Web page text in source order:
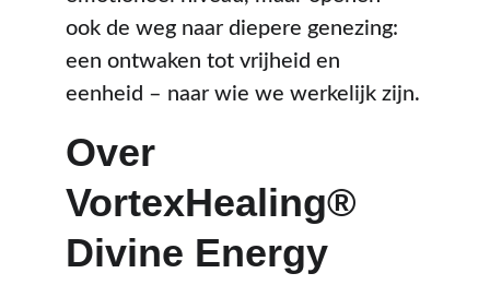
ook de weg naar diepere genezing:
een ontwaken tot vrijheid en
eenheid – naar wie we werkelijk zijn.
Over
VortexHealing®
Divine Energy